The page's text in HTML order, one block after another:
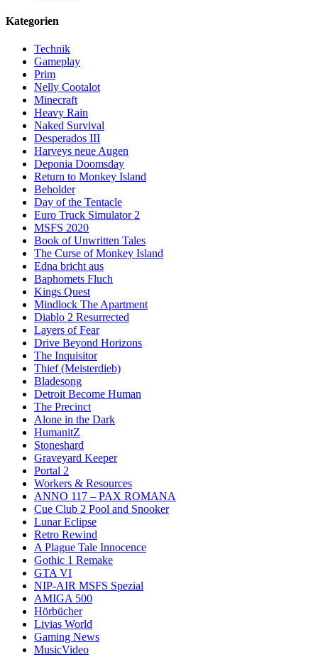
Kategorien
Technik
Gameplay
Prim
Nelly Cootalot
Minecraft
Heavy Rain
Naked Survival
Desperados III
Harveys neue Augen
Deponia Doomsday
Return to Monkey Island
Beholder
Day of the Tentacle
Euro Truck Simulator 2
MSFS 2020
Book of Unwritten Tales
The Curse of Monkey Island
Edna bricht aus
Baphomets Fluch
Kings Quest
Mindlock The Apartment
Diablo 2 Resurrected
Layers of Fear
Drive Beyond Horizons
The Inquisitor
Thief (Meisterdieb)
Bladesong
Detroit Become Human
The Precinct
Alone in the Dark
HumanitZ
Stoneshard
Graveyard Keeper
Portal 2
Workers & Resources
ANNO 117 – PAX ROMANA
Cue Club 2 Pool and Snooker
Lunar Eclipse
Retro Rewind
A Plague Tale Innocence
Gothic 1 Remake
GTA VI
NIP-AIR MSFS Spezial
AMIGA 500
Hörbücher
Livias World
Gaming News
MusicVideo